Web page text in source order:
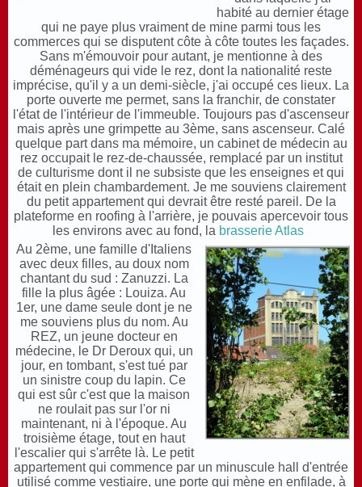
habité au dernier étage
qui ne paye plus vraiment de mine parmi tous les
commerces qui se disputent côte à côte toutes les façades.
Sans m'émouvoir pour autant, je mentionne à des
déménageurs qui vide le rez, dont la nationalité reste
imprécise, qu'il y a un demi-siècle, j'ai occupé ces lieux. La
porte ouverte me permet, sans la franchir, de constater
l'état de l'intérieur de l'immeuble. Toujours pas d'ascenseur
mais après une grimpette au 3ème, sans ascenseur. Calé
quelque part dans ma mémoire, un cabinet de médecin au
rez occupait le rez-de-chaussée, remplacé par un institut
de culturisme dont il ne subsiste que les enseignes et qui
était en plein chambardement. Je me souviens clairement
du petit appartement qui devrait être resté pareil. De la
plateforme en roofing à l'arrière, je pouvais apercevoir tous
les environs avec au fond, la brasserie Atlas
Au 2ème, une famille d'Italiens
avec deux filles, au doux nom
chantant du sud : Zanuzzi. La
fille la plus âgée : Louiza. Au
1er, une dame seule dont je ne
me souviens plus du nom. Au
REZ, un jeune docteur en
médecine, le Dr Deroux qui, un
jour, en tombant, s'est tué par
un sinistre coup du lapin. Ce
qui est sûr c'est que la maison
ne roulait pas sur l'or ni
maintenant, ni à l'époque. Au
troisième étage, tout en haut
l'escalier qui s'arrête là. Le petit
appartement qui commence par un minuscule hall d'entrée
utilisé comme vestiaire, une porte qui mène en enfilade, à